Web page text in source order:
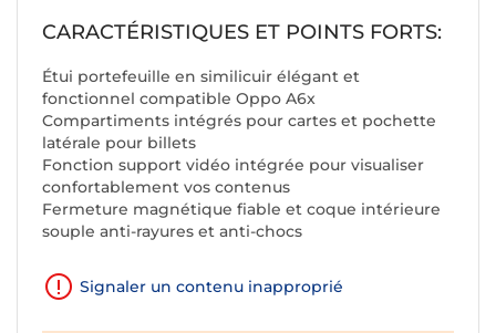
CARACTÉRISTIQUES ET POINTS FORTS:
Étui portefeuille en similicuir élégant et
fonctionnel compatible Oppo A6x
Compartiments intégrés pour cartes et pochette
latérale pour billets
Fonction support vidéo intégrée pour visualiser
confortablement vos contenus
Fermeture magnétique fiable et coque intérieure
souple anti-rayures et anti-chocs
Signaler un contenu inapproprié